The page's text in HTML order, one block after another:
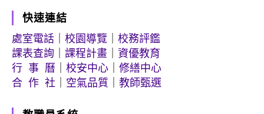
快速連結
處室電話
校園導覽
校務評鑑
課表查詢
課程計畫
資優教育
行 事 曆
校安中心
修繕中心
合 作 社
空氣品質 教師甄選